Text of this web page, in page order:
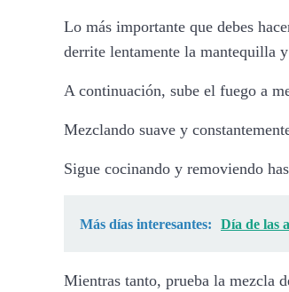
Lo más importante que debes
derrite lentamente la mantequilla
A continuación, sube el fuego a
Mezclando suave y
Sigue cocinando y removiendo
Más días interesantes: Día de las
Mientras tanto, prueba la mezcla